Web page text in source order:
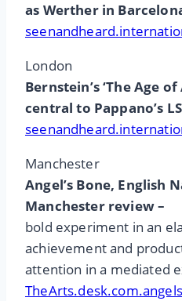
as Werther in
London
Bernstein’s ‘The Age
central to Pappano’s
Manchester
Angel’s Bone, English
Manchester review –
bold experiment in an
achievement and
attention in a mediated